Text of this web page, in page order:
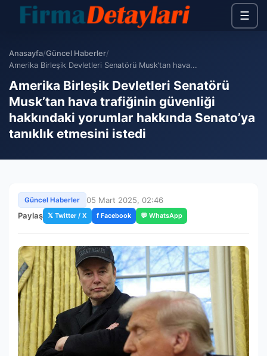
☰
Anasayfa/Güncel Haberler/
Amerika Birleşik Devletleri Senatörü Musk’tan hava...
Amerika Birleşik Devletleri Senatörü
Musk’tan hava trafiğinin güvenliği
hakkındaki yorumlar hakkında Senato’ya
tanıklık etmesini istedi
Güncel Haberler
05 Mart 2025, 02:46
Paylaş 𝕏 Twitter / X f Facebook 💬 WhatsApp